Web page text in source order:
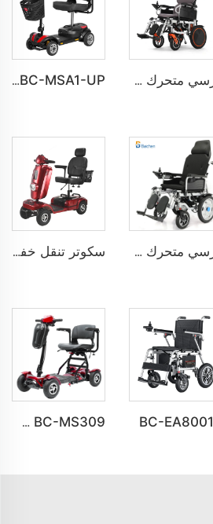
كرسي متحرك كهربائي بقوة صناعية BC-ES6003-UP | بنية متينة من الصلب للاستخدام الطويل BC-MSA1-UP سكوتر معدني مُحسَّن من الألومنيوم مع إمكانية التصنيع حسب المواصفات الأصلية (OEM) أو التصنيع حسب التصميم (ODM)
كرسي متحرك كهربائي طبي داخلي آلي قابل للإ reclining للأشخاص ذوي الإعاقة BC-ES6003-FAF سكوتر تنقل خفيف الوزن BC-MS160 للبيع بالجملة
BC-EA8001 BC-MS309 سكوتر ذكي قوي قابل للطي لكبار السن